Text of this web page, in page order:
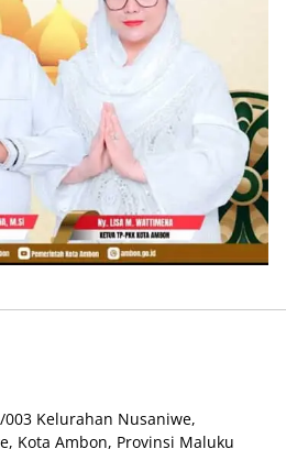
003 Kelurahan Nusaniwe,
Kota Ambon, Provinsi Maluku